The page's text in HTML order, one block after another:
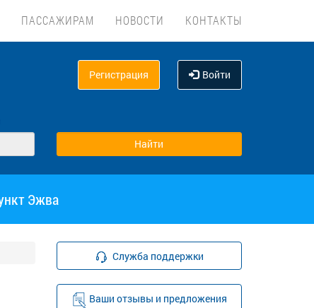
ПАССАЖИРАМ НОВОСТИ КОНТАКТЫ
Регистрация Войти
Эжва
Служба поддержки
Ваши отзывы и предложения